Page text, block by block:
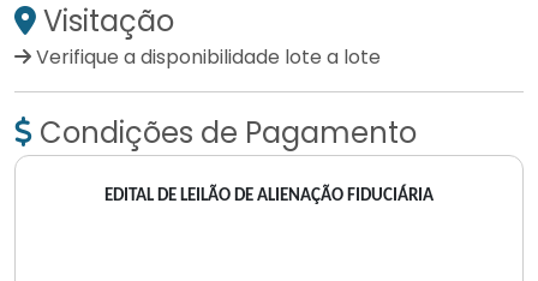
Visitação
Verifique a disponibilidade lote a lote
Condições de Pagamento
EDITAL DE LEILÃO DE ALIENAÇÃO FIDUCIÁRIA